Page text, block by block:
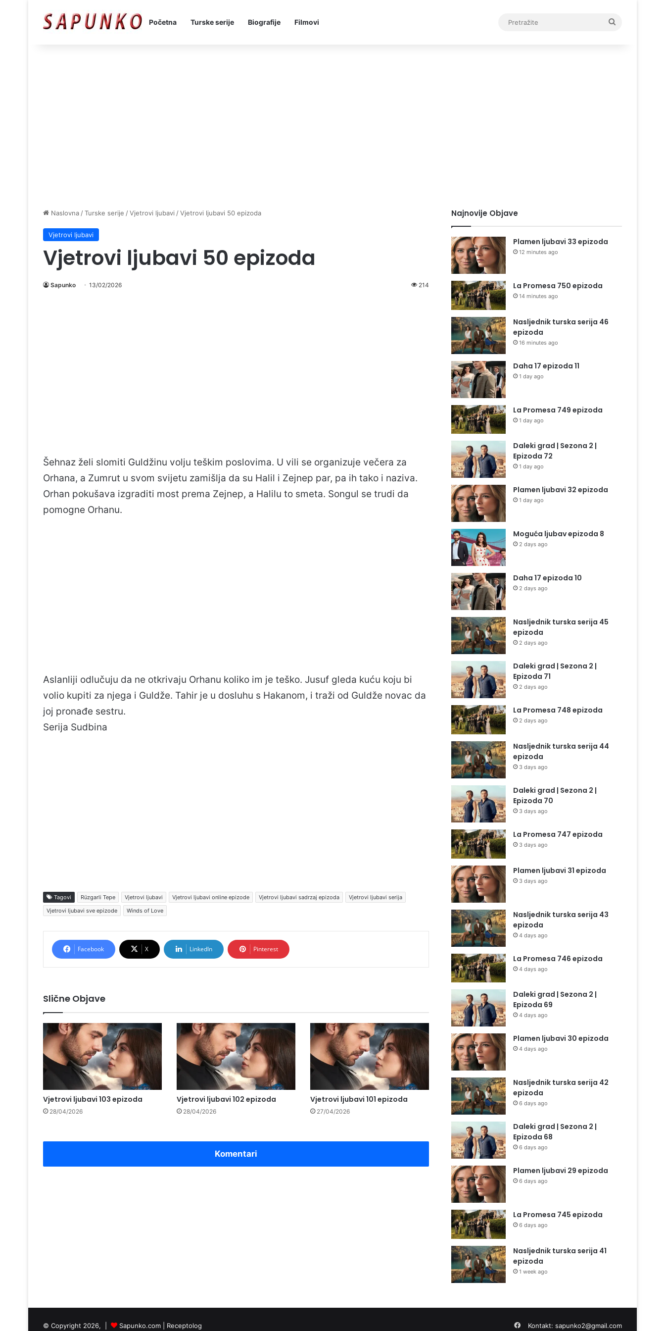
Početna Turske serije Biografije Filmovi
Naslovna /Turske serije /Vjetrovi ljubavi /Vjetrovi ljubavi 50 epizoda
Vjetrovi ljubavi
Vjetrovi ljubavi 50 epizoda
Sapunko 13/02/2026 214
Šehnaz želi slomiti Guldžinu volju teškim poslovima. U vili se organizuje večera za
Orhana, a Zumrut u svom svijetu zamišlja da su Halil i Zejnep par, pa ih tako i naziva.
Orhan pokušava izgraditi most prema Zejnep, a Halilu to smeta. Songul se trudi da
pomogne Orhanu.
Aslanliji odlučuju da ne otkrivaju Orhanu koliko im je teško. Jusuf gleda kuću koju bi
volio kupiti za njega i Guldže. Tahir je u dosluhu s Hakanom, i traži od Guldže novac da
joj pronađe sestru.
Serija Sudbina
Tagovi Rüzgarli Tepe Vjetrovi ljubavi Vjetrovi ljubavi online epizode Vjetrovi ljubavi sadrzaj epizoda
Vjetrovi ljubavi serija
Vjetrovi ljubavi sve epizode
Winds of Love
Facebook X LinkedIn Pinterest
Slične Objave
Vjetrovi ljubavi 103 epizoda
28/04/2026
Vjetrovi ljubavi 102 epizoda
28/04/2026
Vjetrovi ljubavi 101 epizoda
27/04/2026
Komentari
Najnovije Objave
Plamen ljubavi 33 epizoda
12 minutes ago
La Promesa 750 epizoda
14 minutes ago
Nasljednik turska serija 46
epizoda
16 minutes ago
Daha 17 epizoda 11
1 day ago
La Promesa 749 epizoda
1 day ago
Daleki grad | Sezona 2 |
Epizoda 72
1 day ago
Plamen ljubavi 32 epizoda
1 day ago
Moguća ljubav epizoda 8
2 days ago
Daha 17 epizoda 10
2 days ago
Nasljednik turska serija 45
epizoda
2 days ago
Daleki grad | Sezona 2 |
Epizoda 71
2 days ago
La Promesa 748 epizoda
2 days ago
Nasljednik turska serija 44
epizoda
3 days ago
Daleki grad | Sezona 2 |
Epizoda 70
3 days ago
La Promesa 747 epizoda
3 days ago
Plamen ljubavi 31 epizoda
3 days ago
Nasljednik turska serija 43
epizoda
4 days ago
La Promesa 746 epizoda
4 days ago
Daleki grad | Sezona 2 |
Epizoda 69
4 days ago
Plamen ljubavi 30 epizoda
4 days ago
Nasljednik turska serija 42
epizoda
6 days ago
Daleki grad | Sezona 2 |
Epizoda 68
6 days ago
Plamen ljubavi 29 epizoda
6 days ago
La Promesa 745 epizoda
6 days ago
Nasljednik turska serija 41
epizoda
1 week ago
© Copyright 2026, | Sapunko.com Receptolog Kontakt: sapunko2@gmail.com
Facebook